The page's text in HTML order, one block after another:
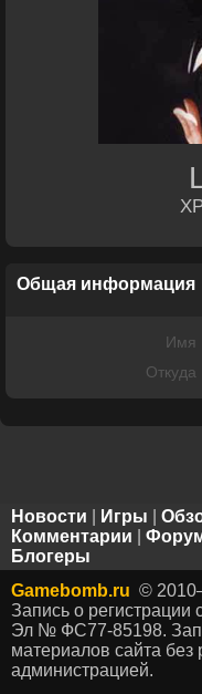
Общая информация
Имя
Откуда
Новости Игры
Комментарии
Блогеры
Gamebomb.ru ©
Запись о
Эл № ФС77-85198.
материалов сайта
администрацией.